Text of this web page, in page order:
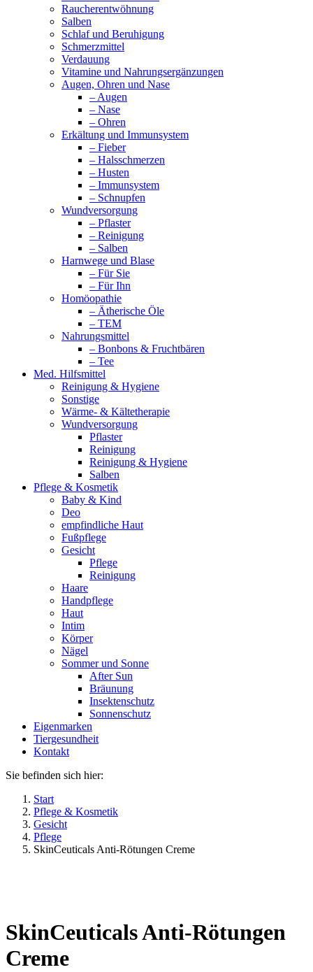
Raucherentwöhnung
Salben
Schlaf und Beruhigung
Schmerzmittel
Verdauung
Vitamine und Nahrungsergänzungen
Augen, Ohren und Nase
– Augen
– Nase
– Ohren
Erkältung und Immunsystem
– Fieber
– Halsschmerzen
– Husten
– Immunsystem
– Schnupfen
Wundversorgung
– Pflaster
– Reinigung
– Salben
Harnwege und Blase
– Für Sie
– Für Ihn
Homöopathie
– Ätherische Öle
– TEM
Nahrungsmittel
– Bonbons & Fruchtbären
– Tee
Med. Hilfsmittel
Reinigung & Hygiene
Sonstige
Wärme- & Kältetherapie
Wundversorgung
Pflaster
Reinigung
Reinigung & Hygiene
Salben
Pflege & Kosmetik
Baby & Kind
Deo
empfindliche Haut
Fußpflege
Gesicht
Pflege
Reinigung
Haare
Handpflege
Haut
Intim
Körper
Nägel
Sommer und Sonne
After Sun
Bräunung
Insektenschutz
Sonnenschutz
Eigenmarken
Tiergesundheit
Kontakt
Sie befinden sich hier:
Start
Pflege & Kosmetik
Gesicht
Pflege
SkinCeuticals Anti-Rötungen Creme
SkinCeuticals Anti-Rötungen
Creme